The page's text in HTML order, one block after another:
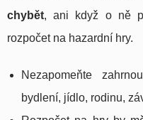
chybět, ani když o ně
rozpočet na hazardní hry.
Nezapomeňte
bydlení, jídlo, rodinu,